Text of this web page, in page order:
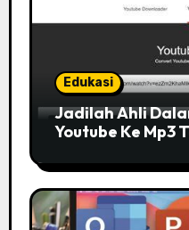
Edukasi
Jadilah Ahli
Youtube Ke Mp3